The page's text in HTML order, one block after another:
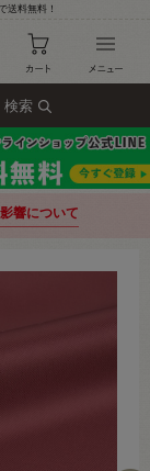
送料無料！
検索
響について